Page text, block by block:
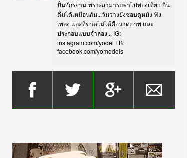
ปั่นจักรยานเพราะสามารถพาไปท่องเที่ยว กิน
ดื่มได้เหมือนกัน...วันว่างยังชอบดูหนัง ฟัง
เพลง และที่ขาดไม่ได้คือวาดภาพ และ
ประกอบแบบจำลอง... IG:
instagram.com/yodel FB:
facebook.com/yomodels